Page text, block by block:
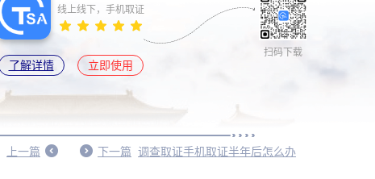
线上线下，手机取证
了解详情 立即使用
扫码下载
上一篇 下一篇 调查取证手机取证半年后怎么办